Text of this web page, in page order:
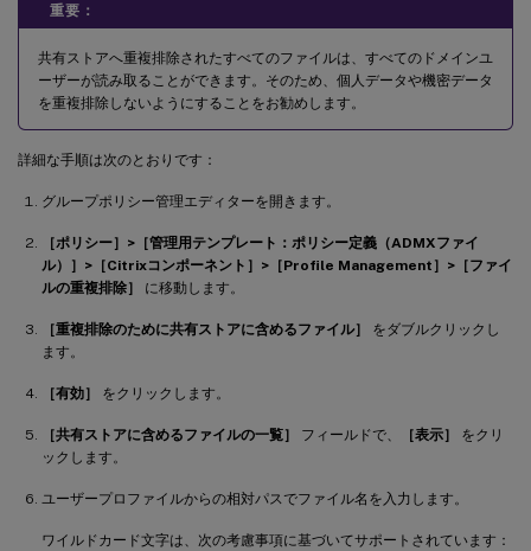
重要：
共有ストアへ重複排除されたすべてのファイルは、すべてのドメインユ
ーザーが読み取ることができます。そのため、個人データや機密データ
を重複排除しないようにすることをお勧めします。
詳細な手順は次のとおりです：
グループポリシー管理エディターを開きます。
［ポリシー］>［管理用テンプレート：ポリシー定義（ADMXファイ
ル）］>［Citrixコンポーネント］>［Profile Management］>［ファイ
ルの重複排除］
に移動します。
［重複排除のために共有ストアに含めるファイル］
をダブルクリックし
ます。
［有効］ をクリックします。
［共有ストアに含めるファイルの一覧］ フィールドで、 ［表示］
をクリ
ックします。
ユーザープロファイルからの相対パスでファイル名を入力します。
ワイルドカード文字は、次の考慮事項に基づいてサポートされています：